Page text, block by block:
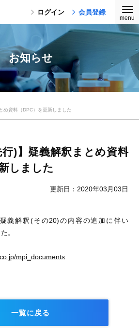
ログイン 会員登録
お知らせ
め資料（DPC）を更新しました
行)】疑義解釈まとめ資料
しました
更新日：2020年03月03日
義解釈(その20)の内容の追加に伴い
。
mpi_documents
一覧に戻る